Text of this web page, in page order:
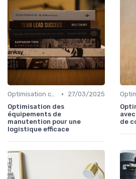
Optimisation coûts •
27/03/2025
Optimisation des
équipements de
manutention pour une
logistique efficace
de